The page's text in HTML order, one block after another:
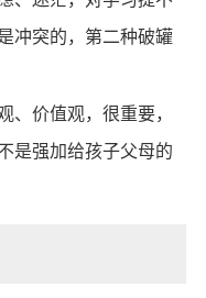
冲突的，第二种破罐
、价值观，很重要，
是强加给孩子父母的